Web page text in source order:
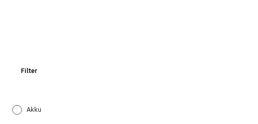
Filter
Akku